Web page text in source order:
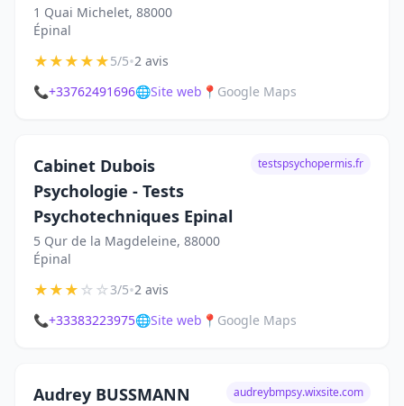
1 Quai Michelet, 88000
Épinal
★★★★★5/5•2 avis
📞+33762491696🌐Site web 📍 Google Maps
Cabinet Dubois
Psychologie - Tests
Psychotechniques Epinal
5 Qur de la Magdeleine, 88000
Épinal
testspsychopermis.fr
★★★☆☆3/5•2 avis
📞+33383223975🌐Site web 📍 Google Maps
Audrey BUSSMANN
audreybmpsy.wixsite.com